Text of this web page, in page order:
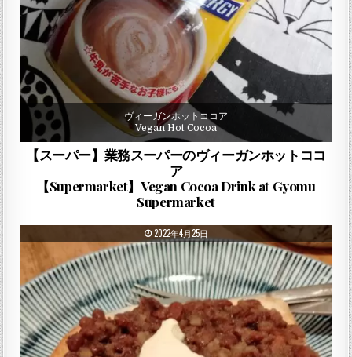
ヴィーガンホットココア
Vegan Hot Cocoa
【スーパー】業務スーパーのヴィーガンホットココ
ア
【Supermarket】Vegan Cocoa Drink at Gyomu
Supermarket
PUBLISHED DATE:
2022年4月25日